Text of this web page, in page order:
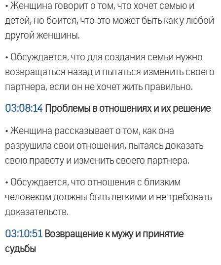
• Женщина говорит о том, что хочет семью и
детей, но боится, что это может быть как у любой
другой женщины.
• Обсуждается, что для создания семьи нужно
возвращаться назад и пытаться изменить своего
партнера, если он не хочет жить правильно.
03:08:14 Проблемы в отношениях и их решение
• Женщина рассказывает о том, как она
разрушила свои отношения, пытаясь доказать
свою правоту и изменить своего партнера.
• Обсуждается, что отношения с близким
человеком должны быть легкими и не требовать
доказательств.
03:10:51 Возвращение к мужу и принятие
судьбы